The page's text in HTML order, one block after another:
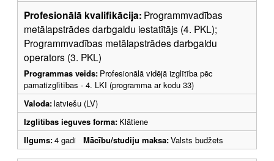
Profesionālā kvalifikācija: Programmvadības
metālapstrādes darbgaldu iestatītājs (4. PKL);
Programmvadības metālapstrādes darbgaldu
operators (3. PKL)
Programmas veids: Profesionālā vidējā izglītība pēc
pamatizglītības - 4. LKI (programma ar kodu 33)
Valoda:latviešu (LV)
Izglītības ieguves forma: Klātiene
Ilgums:4 gadi Mācību/studiju maksa:Valsts budžets